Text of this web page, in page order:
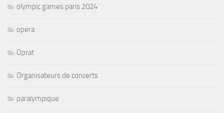
olympic games paris 2024
opera
Oprat
Organisateurs de concerts
paralympique